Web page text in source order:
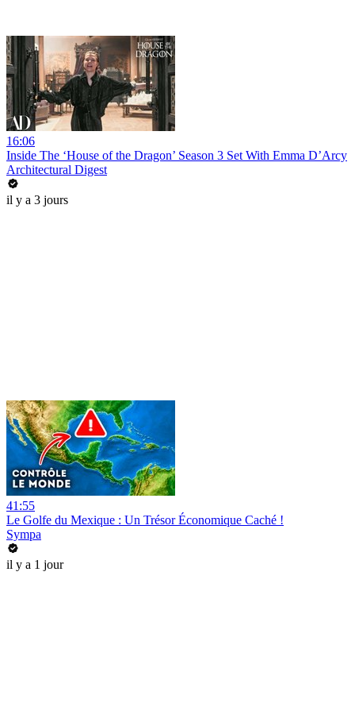
16:06
Inside The ‘House of the Dragon’ Season 3 Set With Emma D’Arcy
Architectural Digest
il y a 3 jours
41:55
Le Golfe du Mexique : Un Trésor Économique Caché !
Sympa
il y a 1 jour